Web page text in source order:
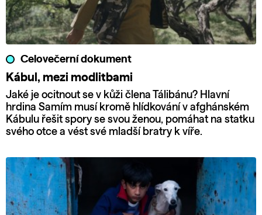
Celovečerní dokument
Kábul, mezi modlitbami
Jaké je ocitnout se v kůži člena Tálibánu? Hlavní
hrdina Samím musí kromě hlídkování v afghánském
Kábulu řešit spory se svou ženou, pomáhat na statku
svého otce a vést své mladší bratry k víře.